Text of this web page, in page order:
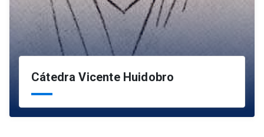
Cátedra Vicente Huidobro